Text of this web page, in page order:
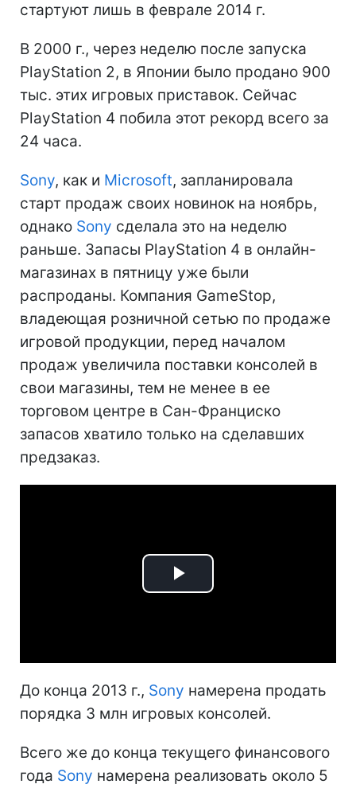
стартуют лишь в феврале 2014 г.
В 2000 г., через неделю после запуска
PlayStation 2, в Японии было продано 900
тыс. этих игровых приставок. Сейчас
PlayStation 4 побила этот рекорд всего за
24 часа.
Sony, как и Microsoft, запланировала
старт продаж своих новинок на ноябрь,
однако Sony сделала это на неделю
раньше. Запасы PlayStation 4 в онлайн-
магазинах в пятницу уже были
распроданы. Компания GameStop,
владеющая розничной сетью по продаже
игровой продукции, перед началом
продаж увеличила поставки консолей в
свои магазины, тем не менее в ее
торговом центре в Сан-Франциско
запасов хватило только на сделавших
предзаказ.
Play
До конца 2013 г., Sony намерена продать
порядка 3 млн игровых консолей.
Всего же до конца текущего финансового
года Sony намерена реализовать около 5